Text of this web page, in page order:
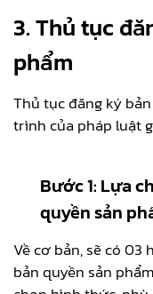
3. Thủ tục
phẩm
Thủ tục đăng ký
trình của pháp luật
Bước 1: Lựa
quyền sản
Về cơ bản, sẽ có
bản quyền sản